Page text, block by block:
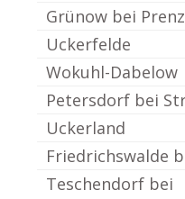
Grünow bei
Uckerfelde
Wokuhl-Dabelow
Petersdorf bei
Uckerland
Friedrichswalde
Teschendorf bei